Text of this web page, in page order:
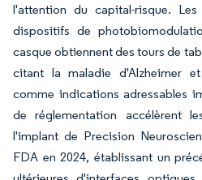
l'attention du capital-risque.
dispositifs de
casque obtiennent des tours de
citant la maladie d'Alzheimer
comme indications adressables
de réglementation accélèrent
l'implant de Precision
FDA en 2024, établissant un